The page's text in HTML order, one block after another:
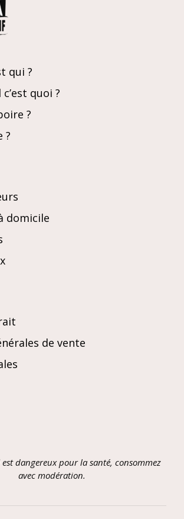
qui ?
quoi ?
?
?
domicile
de vente
dangereux pour la santé, consommez
avec modération.